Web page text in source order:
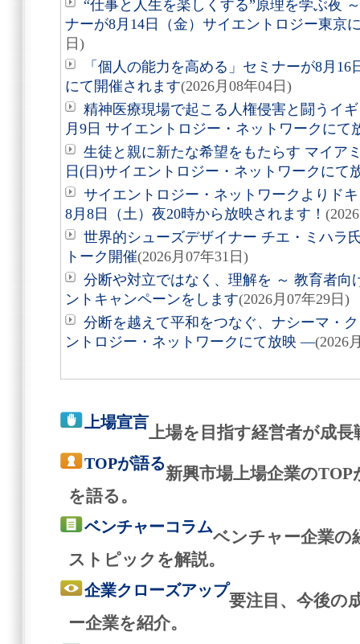
“仕事と人生を楽しくする”原理を学ぶ夜
ナーが8月14日（金）サイエントロジー東京
日)
「個人の能力を高める」セミナーが8月
にて開催されます(2026月08年04日)
精神医療現場で起こる人権侵害と闘うイ
月9日 サイエントロジー・ネットワークにて
生徒と親に新たな希望をもたらす マイア
日(日)サイエントロジー・ネットワークにて
サイエントロジー・ネットワークよりド
8月8日（土）夜20時から放映されます！
世界的シューズデザイナー チエ・ミハラ
トーク開催(2026月07年31日)
分断や対立ではなく、理解を ～ 教育者向
ントキャンペーンをします(2026月07年29日)
分断を越えて平和をつなぐ、ナシーマ・
ントロジー・ネットワークにて放映 ―(2026
上場宣言
上場を目指す経営者が成
TOPが語る
新興市場上場企業の
を語る。
ベンチャーコラム
ベンチャー企業の
ストピックを解説。
企業クローズアップ
要注目、今後の
ー企業を紹介。